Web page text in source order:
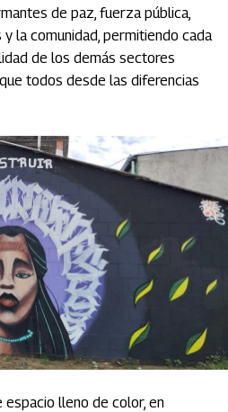
de paz, fuerza pública,
la comunidad, permitiendo cada
de los demás sectores
todos desde las diferencias
lleno de color, en